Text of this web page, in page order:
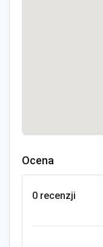
Ocena
0 recenzji